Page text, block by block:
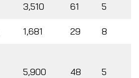
3,510 61 5
1,681 29 8
5,900 48 5